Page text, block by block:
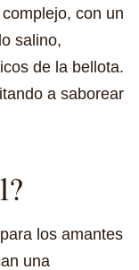
con un
salino,
de la bellota.
a saborear
los amantes
una